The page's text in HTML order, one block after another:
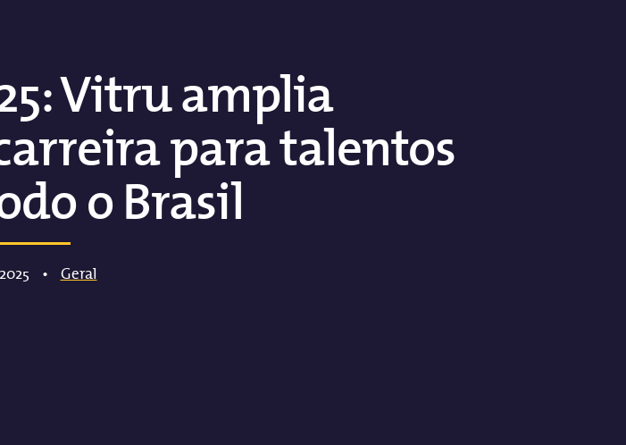
Vitru amplia
para talentos
o Brasil
• Geral